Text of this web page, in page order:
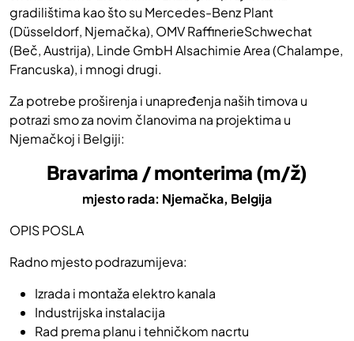
gradilištima kao što su Mercedes-Benz Plant
(Düsseldorf, Njemačka), OMV RaffinerieSchwechat
(Beč, Austrija), Linde GmbH Alsachimie Area (Chalampe,
Francuska), i mnogi drugi.
Za potrebe proširenja i unapređenja naših timova u
potrazi smo za novim članovima na projektima u
Njemačkoj i Belgiji:
Bravarima / monterima (m/ž)
mjesto rada: Njemačka, Belgija
OPIS POSLA
Radno mjesto podrazumijeva:
Izrada i montaža elektro kanala
Industrijska instalacija
Rad prema planu i tehničkom nacrtu